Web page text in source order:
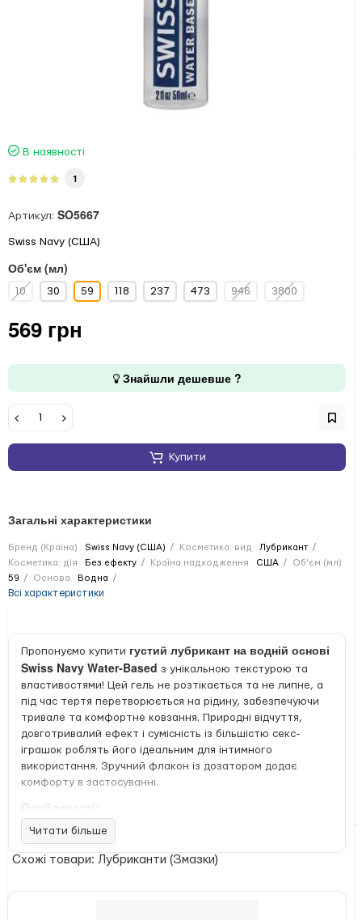
В наявності
1
Артикул: SO5667
Swiss Navy (США)
Об'єм (мл)
10 30 59 118 237 473 946 3800
569 грн
Знайшли дешевше ?
Купити
Загальні характеристики
Бренд (Країна) Swiss Navy (США) Косметика: вид
Лубрикант
Косметика: дія
Без ефекту Країна надходження США
Об'єм (мл)
59
Основа Водна
Всі характеристики
Пропонуємо купити густий лубрикант на водній основі
Swiss Navy Water-Based з унікальною текстурою та
властивостями! Цей гель не розтікається та не липне, а
під час тертя перетворюється на рідину, забезпечуючи
тривале та комфортне ковзання. Природні відчуття,
довготривалий ефект і сумісність із більшістю секс-
іграшок роблять його ідеальним для інтимного
використання. Зручний флакон із дозатором додає
комфорту в застосуванні.
Особливості:
гель стає рідким тільки під час тертя, не
розтікається;
ефект тривалого ковзання;
Читати більше
Схожі товари: Лубриканти (Змазки)